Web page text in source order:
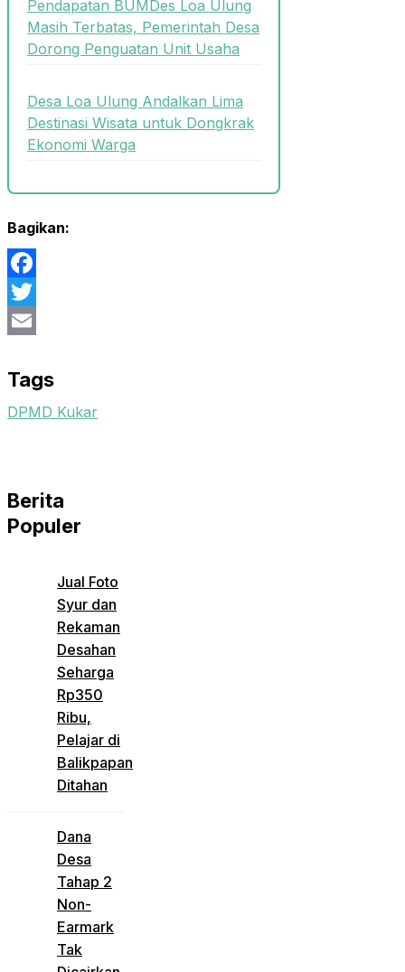
Pendapatan BUMDes Loa Ulung
Masih Terbatas, Pemerintah Desa
Dorong Penguatan Unit Usaha
Desa Loa Ulung Andalkan Lima
Destinasi Wisata untuk Dongkrak
Ekonomi Warga
Bagikan:
Facebook
Twitter
Tags
DPMD Kukar
Berita
Populer
Jual Foto
Syur dan
Rekaman
Desahan
Seharga
Rp350
Ribu,
Pelajar di
Balikpapan
Ditahan
Dana
Desa
Tahap 2
Non-
Earmark
Tak